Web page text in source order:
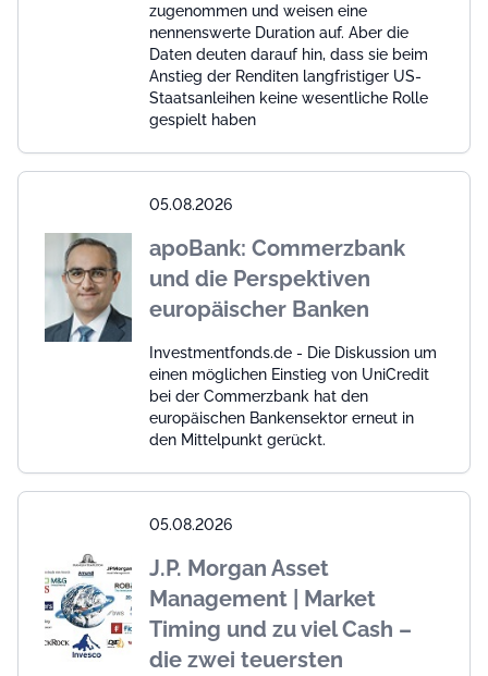
zugenommen und weisen eine
nennenswerte Duration auf. Aber die
Daten deuten darauf hin, dass sie beim
Anstieg der Renditen langfristiger US-
Staatsanleihen keine wesentliche Rolle
gespielt haben
05.08.2026
apoBank: Commerzbank
und die Perspektiven
europäischer Banken
Investmentfonds.de - Die Diskussion um
einen möglichen Einstieg von UniCredit
bei der Commerzbank hat den
europäischen Bankensektor erneut in
den Mittelpunkt gerückt.
05.08.2026
J.P. Morgan Asset
Management | Market
Timing und zu viel Cash –
die zwei teuersten